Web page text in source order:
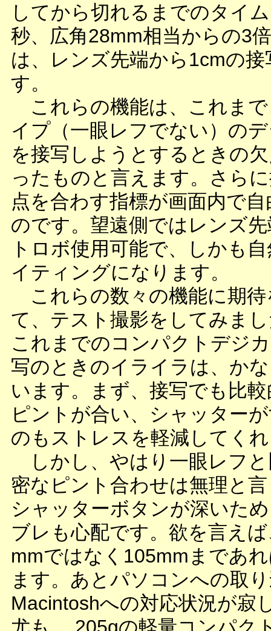
してから切れるまでのタイ
秒、広角28mm相当からの3
は、レンズ先端から1cmの
す。
これらの機能は、これま
イプ（一眼レフでない）の
を接写しようとするときの
ったものと言えます。さら
点を合わす指標が画面内で
のです。望遠側ではレンズ
トロボ使用可能で、しかも
イティングになります。
これらの数々の機能に期待
て、テスト撮影をしてみま
これまでのコンパクトデジ
写のときのイライラは、か
います。まず、接写でも比
ピントが合い、シャッター
のもストレスを軽減してく
しかし、やはり一眼レフ
密なピント合わせは無理と
シャッターボタンが深いた
ブレも心配です。欲を言え
mmではなく105mmまであ
ます。あとパソコンへの取
Macintoshへの対応状況が寂